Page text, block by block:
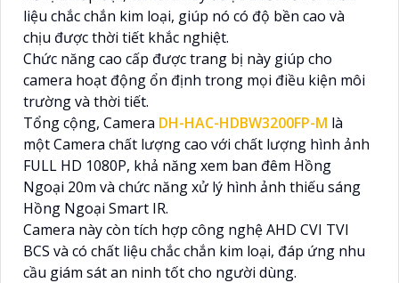
liệu chắc chắn kim loại, giúp nó có độ bền cao và
chịu được thời tiết khắc nghiệt.
Chức năng cao cấp được trang bị này giúp cho
camera hoạt động ổn định trong mọi điều kiện môi
trường và thời tiết.
Tổng cộng, Camera DH-HAC-HDBW3200FP-M là
một Camera chất lượng cao với chất lượng hình ảnh
FULL HD 1080P, khả năng xem ban đêm Hồng
Ngoại 20m và chức năng xử lý hình ảnh thiếu sáng
Hồng Ngoại Smart IR.
Camera này còn tích hợp công nghệ AHD CVI TVI
BCS và có chất liệu chắc chắn kim loại, đáp ứng nhu
cầu giám sát an ninh tốt cho người dùng.